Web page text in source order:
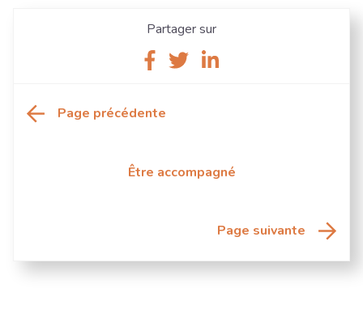
Partager sur
Partager
Facebook
PartagerPartager
Page précédente
Être accompagné
Page suivante